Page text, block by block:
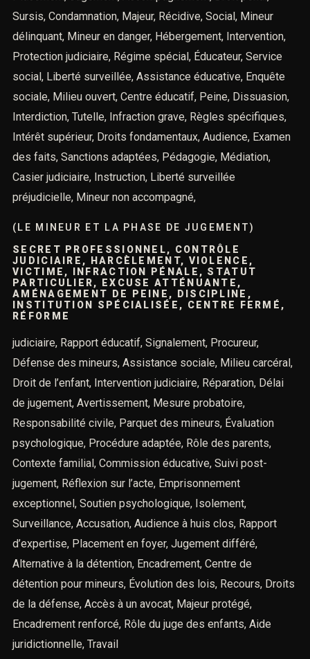
Sursis, Condamnation, Majeur, Récidive, Social, Mineur
délinquant, Mineur en danger, Hébergement, Intervention,
Protection judiciaire, Régime spécial, Éducateur, Service
social, Liberté surveillée, Assistance éducative, Enquête
sociale, Milieu ouvert, Centre éducatif, Peine, Dissuasion,
Interdiction, Tutelle, Infraction grave, Règles spécifiques,
Intérêt supérieur, Droits fondamentaux, Audience, Examen
des faits, Sanctions adaptées, Pédagogie, Médiation,
Casier judiciaire, Instruction, Liberté surveillée
préjudicielle, Mineur non accompagné,
(LE MINEUR ET LA PHASE DE JUGEMENT)
SECRET PROFESSIONNEL, CONTRÔLE
JUDICIAIRE, HARCÈLEMENT, VIOLENCE,
VICTIME, INFRACTION PÉNALE, STATUT
PARTICULIER, EXCUSE ATTÉNUANTE,
AMÉNAGEMENT DE PEINE, DISCIPLINE,
INSTITUTION SPÉCIALISÉE, CENTRE FERMÉ,
RÉFORME
judiciaire, Rapport éducatif, Signalement, Procureur,
Défense des mineurs, Assistance sociale, Milieu carcéral,
Droit de l’enfant, Intervention judiciaire, Réparation, Délai
de jugement, Avertissement, Mesure probatoire,
Responsabilité civile, Parquet des mineurs, Évaluation
psychologique, Procédure adaptée, Rôle des parents,
Contexte familial, Commission éducative, Suivi post-
jugement, Réflexion sur l’acte, Emprisonnement
exceptionnel, Soutien psychologique, Isolement,
Surveillance, Accusation, Audience à huis clos, Rapport
d’expertise, Placement en foyer, Jugement différé,
Alternative à la détention, Encadrement, Centre de
détention pour mineurs, Évolution des lois, Recours, Droits
de la défense, Accès à un avocat, Majeur protégé,
Encadrement renforcé, Rôle du juge des enfants, Aide
juridictionnelle, Travail